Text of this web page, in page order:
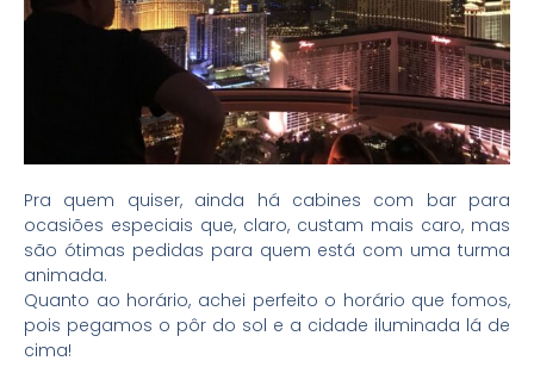
Pra quem quiser, ainda há cabines com bar para
ocasiões especiais que, claro, custam mais caro, mas
são ótimas pedidas para quem está com uma turma
animada.
Quanto ao horário, achei perfeito o horário que fomos,
pois pegamos o pôr do sol e a cidade iluminada lá de
cima!